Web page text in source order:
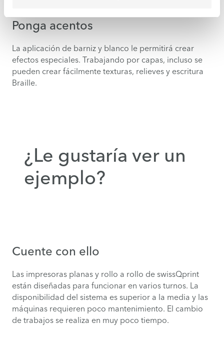
Ponga acentos
La aplicación de barniz y blanco le permitirá crear
efectos especiales. Trabajando por capas, incluso se
pueden crear fácilmente texturas, relieves y escritura
Braille.
¿Le gustaría ver un
ejemplo?
Cuente con ello
Las impresoras planas y rollo a rollo de swissQprint
están diseñadas para funcionar en varios turnos. La
disponibilidad del sistema es superior a la media y las
máquinas requieren poco mantenimiento. El cambio
de trabajos se realiza en muy poco tiempo.